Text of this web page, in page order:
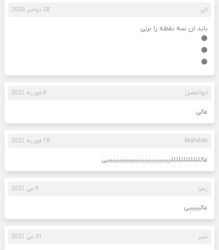
الی 28 نوامبر 2020
باید ان سه نقطه را بزنی
⚫
⚫
⚫
ابوالفضل 8 فوریه 2021
عالی
Mahdieh 18 فوریه 2021
عالللللللللللللییییییییییییییییییییییی
زهرا 9 می 2021
عالییییی
شیر 31 می 2021